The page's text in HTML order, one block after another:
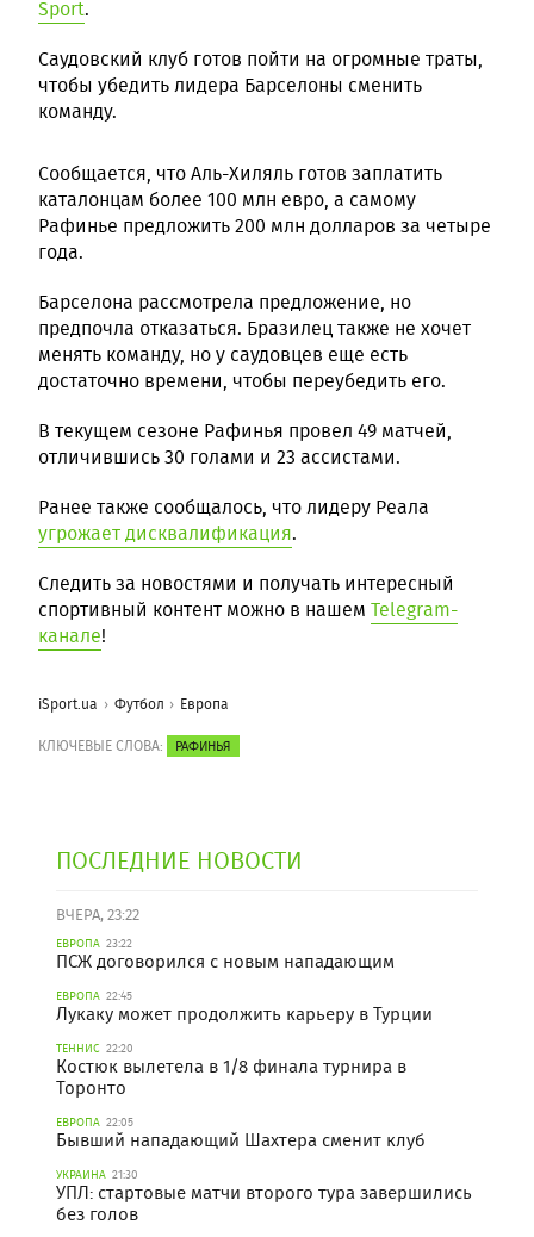
Sport.
Саудовский клуб готов пойти на огромные траты,
чтобы убедить лидера Барселоны сменить
команду.
Сообщается, что Аль-Хиляль готов заплатить
каталонцам более 100 млн евро, а самому
Рафинье предложить 200 млн долларов за четыре
года.
Барселона рассмотрела предложение, но
предпочла отказаться. Бразилец также не хочет
менять команду, но у саудовцев еще есть
достаточно времени, чтобы переубедить его.
В текущем сезоне Рафинья провел 49 матчей,
отличившись 30 голами и 23 ассистами.
Ранее также сообщалось, что лидеру Реала
угрожает дисквалификация.
Следить за новостями и получать интересный
спортивный контент можно в нашем Telegram-
канале!
iSport.ua Футбол Европа
КЛЮЧЕВЫЕ СЛОВА: РАФИНЬЯ
ПОСЛЕДНИЕ НОВОСТИ
ВЧЕРА, 23:22
ЕВРОПА 23:22
ПСЖ договорился с новым нападающим
ЕВРОПА 22:45
Лукаку может продолжить карьеру в Турции
ТЕННИС 22:20
Костюк вылетела в 1/8 финала турнира в
Торонто
ЕВРОПА 22:05
Бывший нападающий Шахтера сменит клуб
УКРАИНА 21:30
УПЛ: стартовые матчи второго тура завершились
без голов